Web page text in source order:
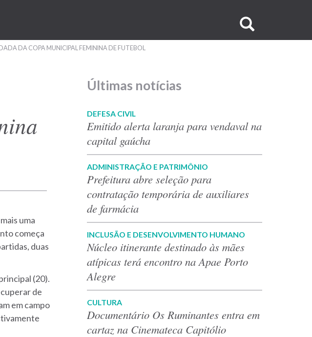
no
DA COPA MUNICIPAL FEMININA DE FUTEBOL
uma
começa
duas
(20).
de
em campo
Últimas notícias
DEFESA CIVIL
Emitido alerta laranja para vendaval na
capital gaúcha
ADMINISTRAÇÃO E PATRIMÔNIO
Prefeitura abre seleção para
contratação temporária de auxiliares
de farmácia
INCLUSÃO E DESENVOLVIMENTO HUMANO
Núcleo itinerante destinado às mães
atípicas terá encontro na Apae Porto
Alegre
CULTURA
Documentário Os Ruminantes entra em
cartaz na Cinemateca Capitólio